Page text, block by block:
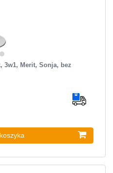
3w1, Merit, Sonja, bez